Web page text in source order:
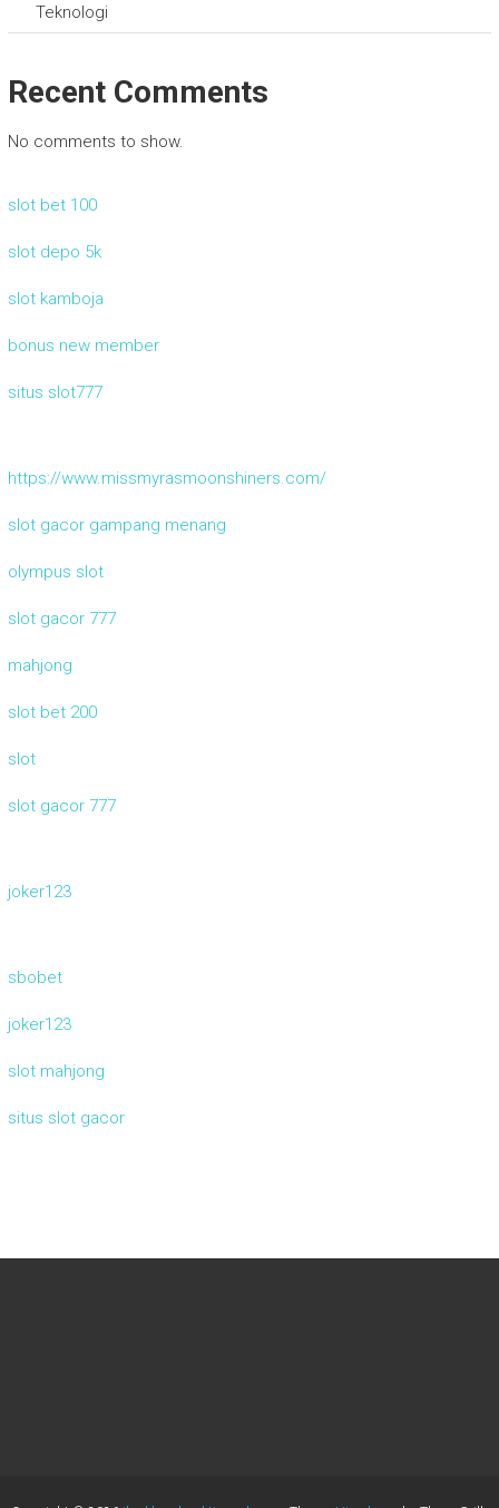
Teknologi
Recent Comments
No comments to show.
slot bet 100
slot depo 5k
slot kamboja
bonus new member
situs slot777
https://www.missmyrasmoonshiners.com/
slot gacor gampang menang
olympus slot
slot gacor 777
mahjong
slot bet 200
slot
slot gacor 777
joker123
sbobet
joker123
slot mahjong
situs slot gacor